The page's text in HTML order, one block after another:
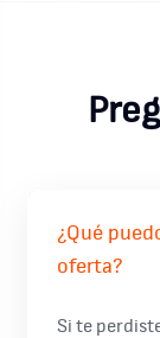
¿Qué
oferta?
Si te